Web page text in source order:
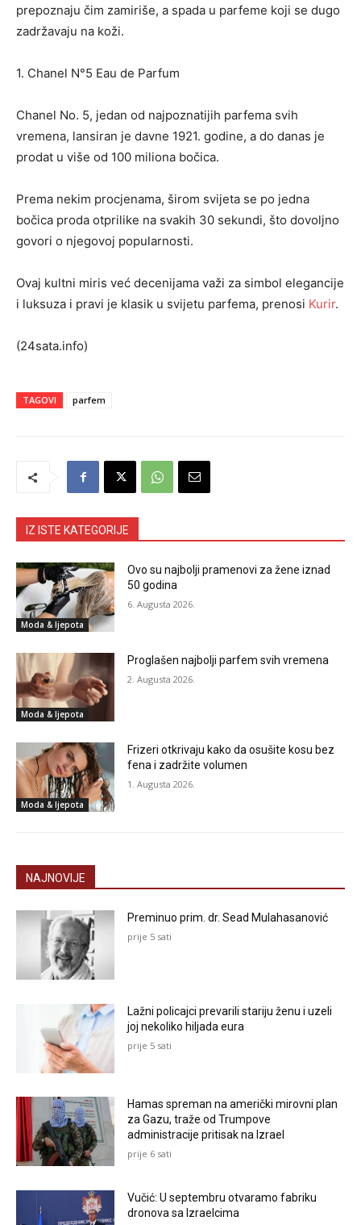
prepoznaju čim zamiriše, a spada u parfeme koji se dugo
zadržavaju na koži.
1. Chanel N°5 Eau de Parfum
Chanel No. 5, jedan od najpoznatijih parfema svih
vremena, lansiran je davne 1921. godine, a do danas je
prodat u više od 100 miliona bočica.
Prema nekim procjenama, širom svijeta se po jedna
bočica proda otprilike na svakih 30 sekundi, što dovoljno
govori o njegovoj popularnosti.
Ovaj kultni miris već decenijama važi za simbol elegancije
i luksuza i pravi je klasik u svijetu parfema, prenosi Kurir.
(24sata.info)
TAGOVI parfem
IZ ISTE KATEGORIJE
Moda & ljepota
Ovo su najbolji pramenovi za žene iznad
50 godina
6. Augusta 2026.
Moda & ljepota
Proglašen najbolji parfem svih vremena
2. Augusta 2026.
Moda & ljepota
Frizeri otkrivaju kako da osušite kosu bez
fena i zadržite volumen
1. Augusta 2026.
NAJNOVIJE
Preminuo prim. dr. Sead Mulahasanović
prije 5 sati
Lažni policajci prevarili stariju ženu i uzeli
joj nekoliko hiljada eura
prije 5 sati
Hamas spreman na američki mirovni plan
za Gazu, traže od Trumpove
administracije pritisak na Izrael
prije 6 sati
Vučić: U septembru otvaramo fabriku
dronova sa Izraelcima